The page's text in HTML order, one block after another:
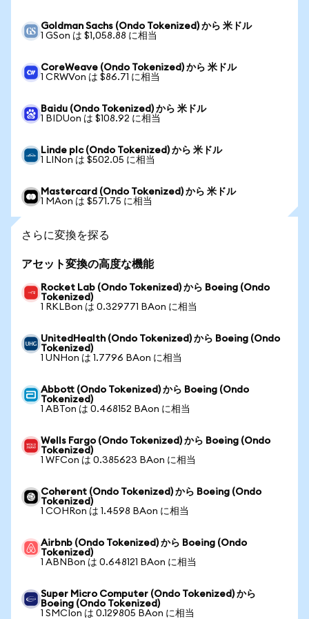
Goldman Sachs (Ondo Tokenized) から 米ドル
1 GSon は $1,058.88 に相当
CoreWeave (Ondo Tokenized) から 米ドル
1 CRWVon は $86.71 に相当
Baidu (Ondo Tokenized) から 米ドル
1 BIDUon は $108.92 に相当
Linde plc (Ondo Tokenized) から 米ドル
1 LINon は $502.05 に相当
Mastercard (Ondo Tokenized) から 米ドル
1 MAon は $571.75 に相当
さらに変換を探る
アセット変換の高度な機能
Rocket Lab (Ondo Tokenized) から Boeing (Ondo
Tokenized)
1 RKLBon は 0.329771 BAon に相当
UnitedHealth (Ondo Tokenized) から Boeing (Ondo
Tokenized)
1 UNHon は 1.7796 BAon に相当
Abbott (Ondo Tokenized) から Boeing (Ondo
Tokenized)
1 ABTon は 0.468152 BAon に相当
Wells Fargo (Ondo Tokenized) から Boeing (Ondo
Tokenized)
1 WFCon は 0.385623 BAon に相当
Coherent (Ondo Tokenized) から Boeing (Ondo
Tokenized)
1 COHRon は 1.4598 BAon に相当
Airbnb (Ondo Tokenized) から Boeing (Ondo
Tokenized)
1 ABNBon は 0.648121 BAon に相当
Super Micro Computer (Ondo Tokenized) から
Boeing (Ondo Tokenized)
1 SMCIon は 0.129805 BAon に相当